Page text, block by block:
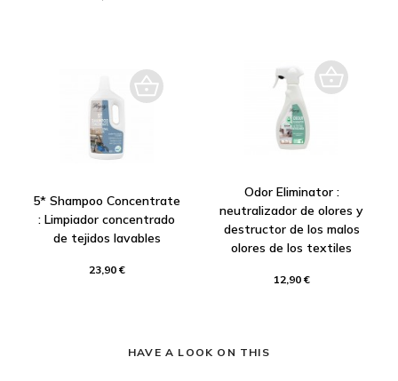
5* Shampoo Concentrate
: Limpiador concentrado
de tejidos lavables
23,90 €
Odor Eliminator :
neutralizador de olores y
destructor de los malos
olores de los textiles
12,90 €
HAVE A LOOK ON THIS